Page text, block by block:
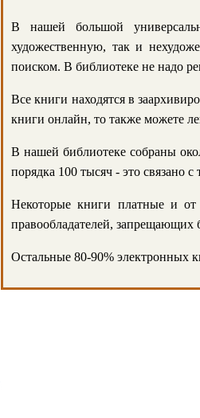
В нашей большой
художественную, так и
поиском. В библиотеке не надо
Все книги находятся в
книги онлайн, то также можете
В нашей библиотеке собраны
порядка 100 тысяч - это связано
Некоторые книги платные и от
правообладателей, запрещающих
Остальные 80-90% электронных